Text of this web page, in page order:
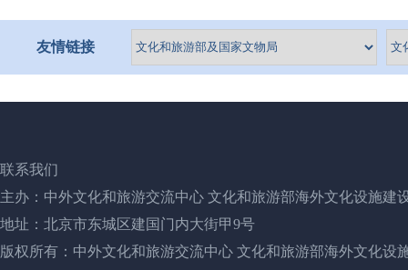
友情链接
联系我们
主办：中外文化和旅游交流中心 文化和旅游部海外文化设施建
地址：北京市东城区建国门内大街甲9号
版权所有：中外文化和旅游交流中心 文化和旅游部海外文化设